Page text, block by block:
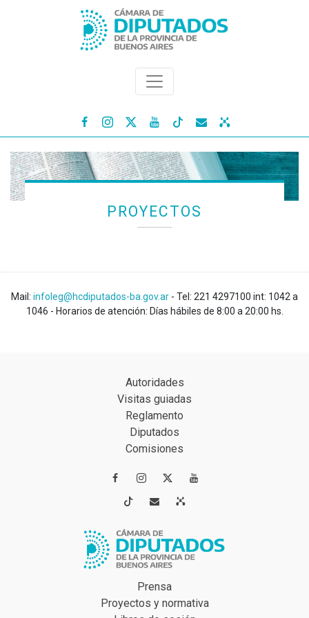
   
PROYECTOS
Mail: infoleg@hcdiputados-ba.gov.ar - Tel: 221 4297100 int: 1042 a
1046 - Horarios de atención: Días hábiles de 8:00 a 20:00 hs.
Autoridades
Visitas guiadas
Reglamento
Diputados
Comisiones
 
 
Prensa
Proyectos y normativa